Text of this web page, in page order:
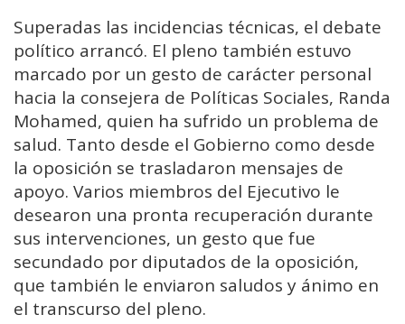
Superadas las incidencias técnicas, el debate
político arrancó. El pleno también estuvo
marcado por un gesto de carácter personal
hacia la consejera de Políticas Sociales, Randa
Mohamed, quien ha sufrido un problema de
salud. Tanto desde el Gobierno como desde
la oposición se trasladaron mensajes de
apoyo. Varios miembros del Ejecutivo le
desearon una pronta recuperación durante
sus intervenciones, un gesto que fue
secundado por diputados de la oposición,
que también le enviaron saludos y ánimo en
el transcurso del pleno.